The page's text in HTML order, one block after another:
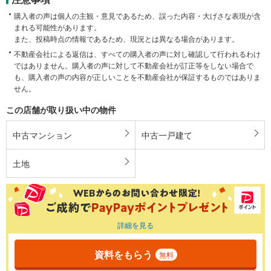
購入者の声は個人の主観・意見であるため、誤った内容・大げさな表現が含
まれる可能性があります。
また、投稿時点の情報であるため、現況とは異なる場合があります。
不動産会社による返信は、すべての購入者の声に対し確認して行われるわけ
ではありません。購入者の声に対して不動産会社が訂正等をしない場合で
も、購入者の声の内容が正しいことを不動産会社が保証するものではありま
せん。
この店舗が取り扱い中の物件
中古マンション 中古一戸建て
土地
詳細を見る
資料をもらう 無料